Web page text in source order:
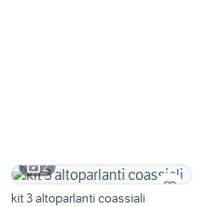
2
kit 3 altoparlanti coassiali